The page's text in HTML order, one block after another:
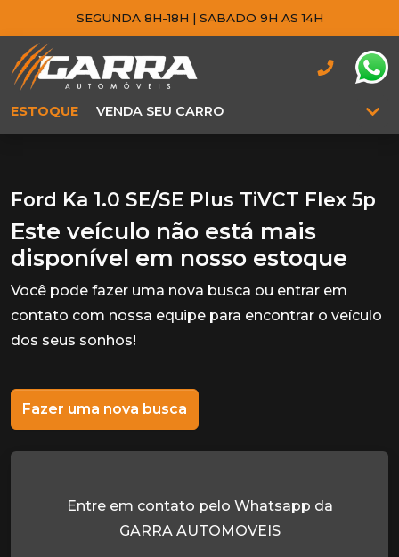
SEGUNDA 8H-18H | SABADO 9H AS 14H
ESTOQUE VENDA SEU CARRO
Ford Ka 1.0 SE/SE Plus TiVCT Flex 5p
Este veículo não está mais
disponível em nosso estoque
Você pode fazer uma nova busca ou entrar em
contato com nossa equipe para encontrar o veículo
dos seus sonhos!
Fazer uma nova busca
Entre em contato pelo Whatsapp da
GARRA AUTOMOVEIS